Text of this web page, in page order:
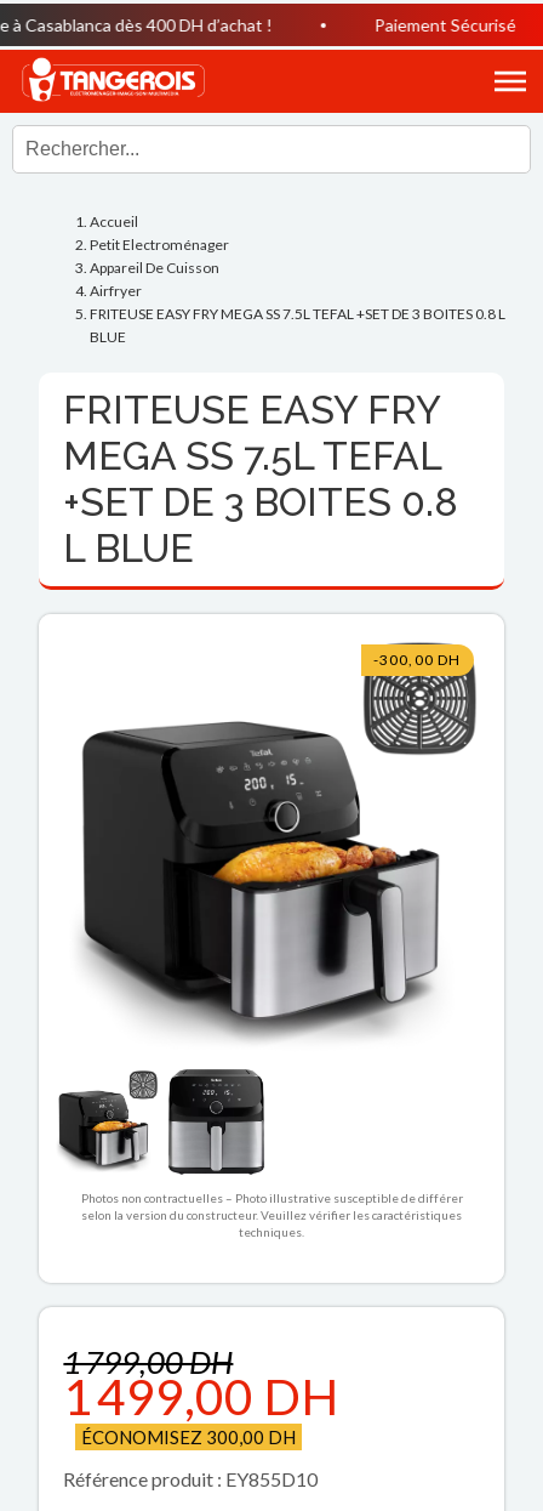
dès 400 DH d’achat ! Paiement Sécurisé
Accueil
Petit Electroménager
Appareil De Cuisson
Airfryer
FRITEUSE EASY FRY MEGA SS 7.5L TEFAL +SET DE 3 BOITES 0.8 L
BLUE
FRITEUSE EASY FRY
MEGA SS 7.5L TEFAL
+SET DE 3 BOITES 0.8
L BLUE
-300,00 DH
Photos non contractuelles – Photo illustrative susceptible de différer
selon la version du constructeur. Veuillez vérifier les caractéristiques
techniques.
1 799,00 DH
1 499,00 DH
ÉCONOMISEZ 300,00 DH
Référence produit : EY855D10